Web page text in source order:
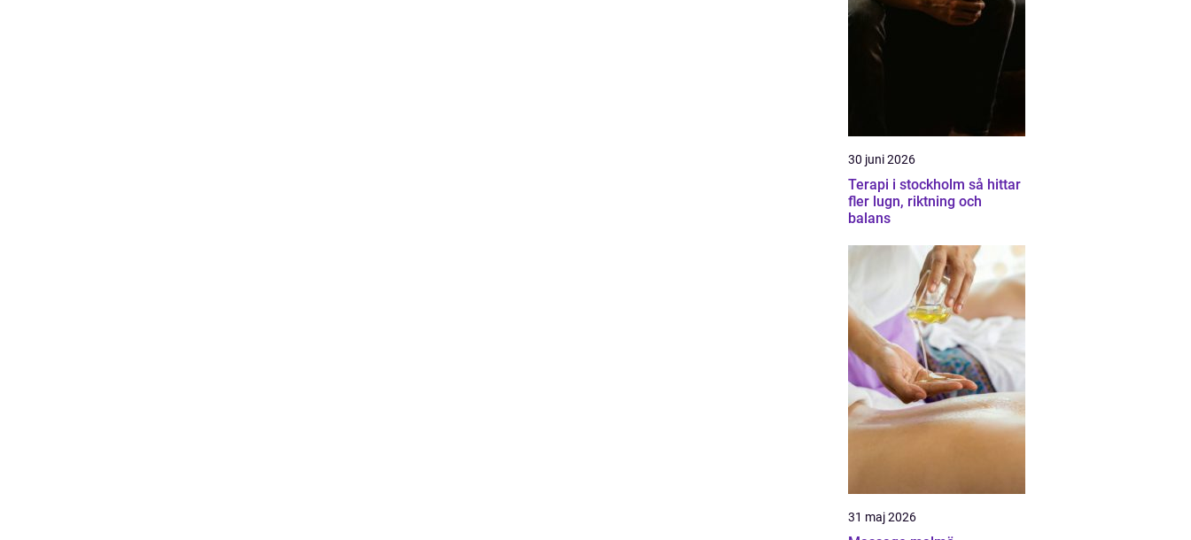
30 juni 2026
Terapi i stockholm så hittar
fler lugn, riktning och
balans
31 maj 2026